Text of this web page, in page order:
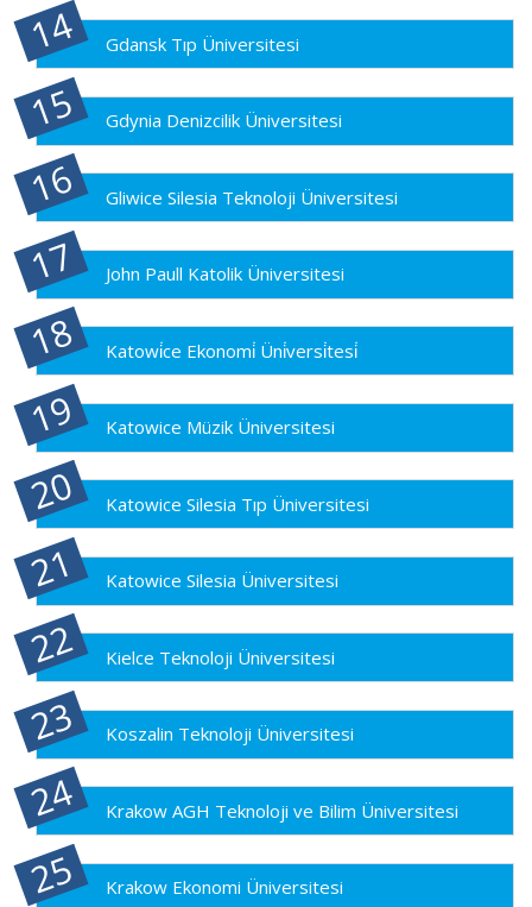
Gdansk Tıp Üniversitesi
Gdynia Denizcilik Üniversitesi
Gliwice Silesia Teknoloji Üniversitesi
John Paull Katolik Üniversitesi
Katowi̇ce Ekonomi̇ Üni̇versi̇tesi̇
Katowice Müzik Üniversitesi
Katowice Silesia Tıp Üniversitesi
Katowice Silesia Üniversitesi
Kielce Teknoloji Üniversitesi
Koszalin Teknoloji Üniversitesi
Krakow AGH Teknoloji ve Bilim Üniversitesi
Krakow Ekonomi Üniversitesi